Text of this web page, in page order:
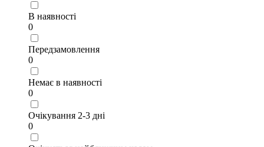
В наявності
0
Передзамовлення
0
Немає в наявності
0
Очікування 2-3 дні
0